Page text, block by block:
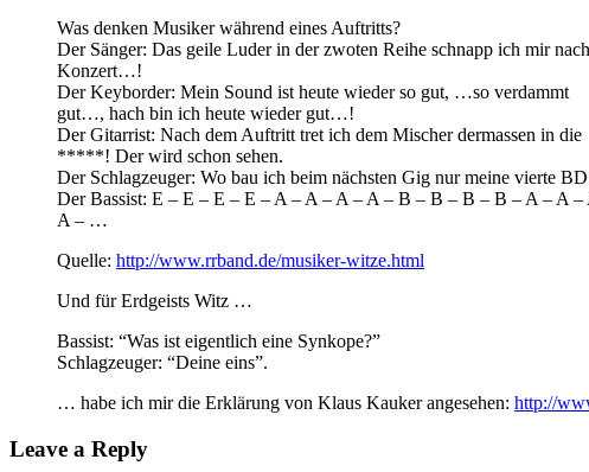
Was denken Musiker während eines Auftritts?
Der Sänger: Das geile Luder in der zwoten Reihe schnapp ich mir
Konzert…!
Der Keyborder: Mein Sound ist heute wieder so gut, …so verdammt
gut…, hach bin ich heute wieder gut…!
Der Gitarrist: Nach dem Auftritt tret ich dem Mischer dermassen in die
*****! Der wird schon sehen.
Der Schlagzeuger: Wo bau ich beim nächsten Gig nur meine vierte
Der Bassist: E – E – E – E – A – A – A – A – B – B – B – B – A – A –
A – …
Quelle: http://www.rrband.de/musiker-witze.html
Und für Erdgeists Witz …
Bassist: “Was ist eigentlich eine Synkope?”
Schlagzeuger: “Deine eins”.
… habe ich mir die Erklärung von Klaus Kauker angesehen: http://
Leave a Reply